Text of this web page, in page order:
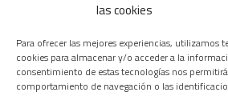
las cookies
Para ofrecer las mejores experiencias, utilizamos
cookies para almacenar y/o acceder a la
consentimiento de estas tecnologías nos
comportamiento de navegación o las
Riesgos
cardiovasculare
s ocultos en
¿Nanopartículas
cáncer con
mayor
precisión?